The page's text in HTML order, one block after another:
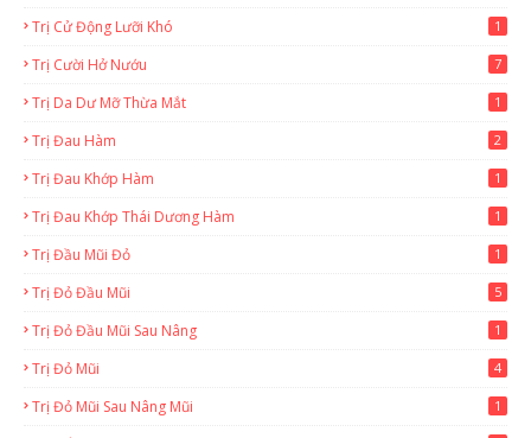
Trị Cử Động Lưỡi Khó 1
Trị Cười Hở Nướu 7
Trị Da Dư Mỡ Thừa Mắt 1
Trị Đau Hàm 2
Trị Đau Khớp Hàm 1
Trị Đau Khớp Thái Dương Hàm 1
Trị Đầu Mũi Đỏ 1
Trị Đỏ Đầu Mũi 5
Trị Đỏ Đầu Mũi Sau Nâng 1
Trị Đỏ Mũi 4
Trị Đỏ Mũi Sau Nâng Mũi 1